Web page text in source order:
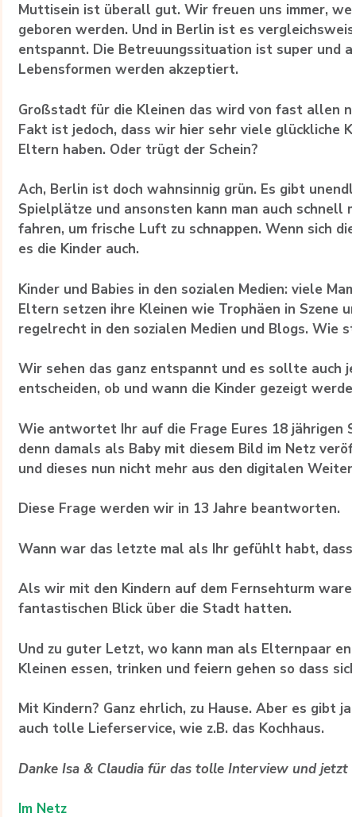
Muttisein ist überall gut. Wir freuen uns immer,
geboren werden. Und in Berlin ist es
entspannt. Die Betreuungssituation ist super und
Lebensformen werden akzeptiert.
Großstadt für die Kleinen das wird von fast allen
Fakt ist jedoch, dass wir hier sehr viele glückliche
Eltern haben. Oder trügt der Schein?
Ach, Berlin ist doch wahnsinnig grün. Es gibt
Spielplätze und ansonsten kann man auch
fahren, um frische Luft zu schnappen. Wenn sich
es die Kinder auch.
Kinder und Babies in den sozialen Medien: viele
Eltern setzen ihre Kleinen wie Trophäen in Szene
regelrecht in den sozialen Medien und Blogs. Wie
Wir sehen das ganz entspannt und es sollte auch
entscheiden, ob und wann die Kinder gezeigt
Wie antwortet Ihr auf die Frage Eures 18 jährigen
denn damals als Baby mit diesem Bild im Netz
und dieses nun nicht mehr aus den digitalen
Diese Frage werden wir in 13 Jahre beantworten.
Wann war das letzte mal als Ihr gefühlt habt,
Als wir mit den Kindern auf dem Fernsehturm
fantastischen Blick über die Stadt hatten.
Und zu guter Letzt, wo kann man als Elternpaar
Kleinen essen, trinken und feiern gehen so dass
Mit Kindern? Ganz ehrlich, zu Hause. Aber es gibt
auch tolle Lieferservice, wie z.B. das Kochhaus.
Danke Isa & Claudia für das tolle Interview und
Im Netz